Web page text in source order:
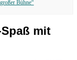
Bühne“
mit